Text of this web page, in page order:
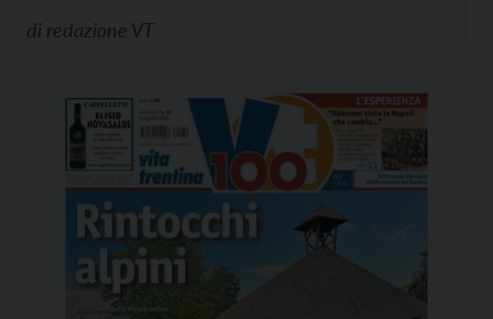
di redazione VT